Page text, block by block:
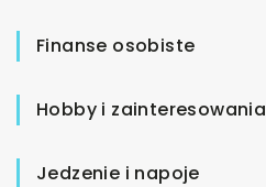
Finanse osobiste
Hobby i zainteresowania
Jedzenie i napoje